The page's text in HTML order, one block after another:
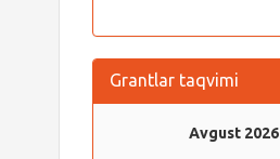
Grantlar taqvimi
Avgust 2026